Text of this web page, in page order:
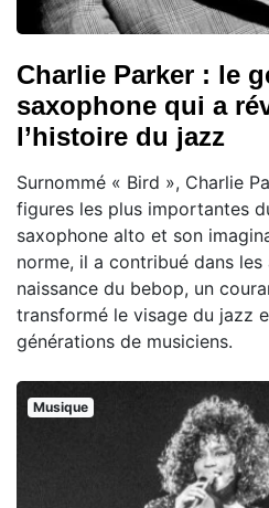
Charlie Parker : le
saxophone qui a
l’histoire du jazz
Surnommé « Bird », Charlie
figures les plus importantes
saxophone alto et son
norme, il a contribué dans les
naissance du bebop, un
transformé le visage du jazz
générations de musiciens.
Musique